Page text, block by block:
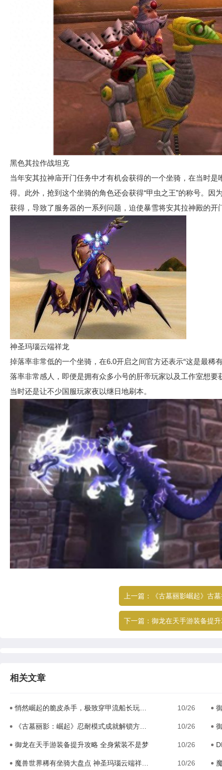
黑色其拉作战坦克
当年安其拉神庙开门任务中才有机会获得的一个坐骑，在当时
得。此外，抢到这个坐骑的角色还会获得“甲虫之王”的称号。
获得，导致了服务器的一系列问题，迫使暴雪将安其拉神殿的开
神圣玛瑙云端祥龙
掉落率非常低的一个坐骑，在6.0开启之间官方还表示“这是最稀
落率非常感人，即便是拥有众多小号的肝帝玩家以及工作室想
当时还是让不少国服玩家夜以继日地刷本。
上一篇： 《古墓丽影崛起》古墓
下一篇： 御龙在天手游装备提升
相关文章
悄然崛起的脆皮杀手，极致穿甲流船长玩法解析 10/26
《古墓丽影：崛起》忍耐模式成就解锁方法解析攻略 10/26
御龙在天手游装备提升攻略 全身紫装不是梦 10/26
魔兽世界稀有坐骑大盘点 神圣玛瑙云端祥龙完虐工作室 10/26